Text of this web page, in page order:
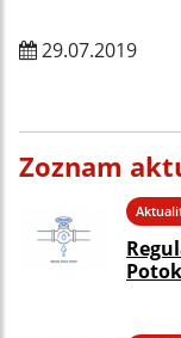
29.07.2019
Zoznam
Potok